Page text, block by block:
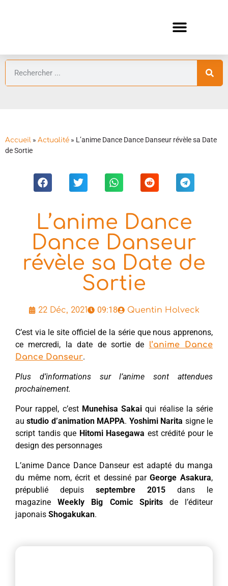
Accueil » Actualité » L’anime Dance Dance Danseur révèle sa Date
de Sortie
L’anime Dance
Dance Danseur
révèle sa Date de
Sortie
22 Déc, 2021 09:18 Quentin Holveck
C’est via le site officiel de la série que nous apprenons,
ce mercredi, la date de sortie de
l’anime Dance
Dance Danseur.
Plus d’informations sur l’anime sont attendues
prochainement.
Pour rappel, c’est Munehisa Sakai qui réalise la série
austudio d’animation MAPPA. Yoshimi Narita signe le
script tandis que Hitomi Hasegawa est crédité pour le
design des personnages
L’anime Dance Dance Danseur est adapté du manga
du même nom, écrit et dessiné parGeorge Asakura,
prépublié depuis septembre 2015 dans le
magazineWeekly Big Comic Spiritsde l’éditeur
japonais Shogakukan.